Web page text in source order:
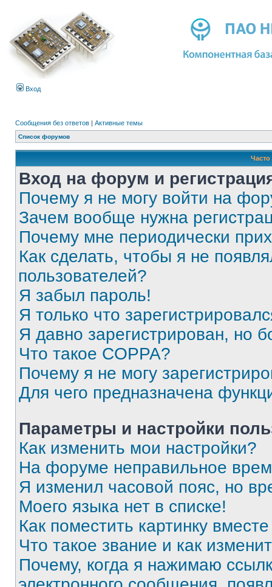
Вход
Сообщения без ответов | Активные темы
Список форумов
Вход на форум и
Почему я не могу войти на
Зачем вообще нужна
Почему мне периодически
Как сделать, чтобы я не
пользователей?
Я забыл пароль!
Я только что
Я давно зарегистрирован, но
Что такое COPPA?
Почему я не могу
Для чего предназначена
Параметры и настройки
Как изменить мои настройки?
На форуме неправильное
Я изменил часовой пояс, но
Моего языка нет в списке!
Как поместить картинку
Что такое звание и как
Почему, когда я нажимаю